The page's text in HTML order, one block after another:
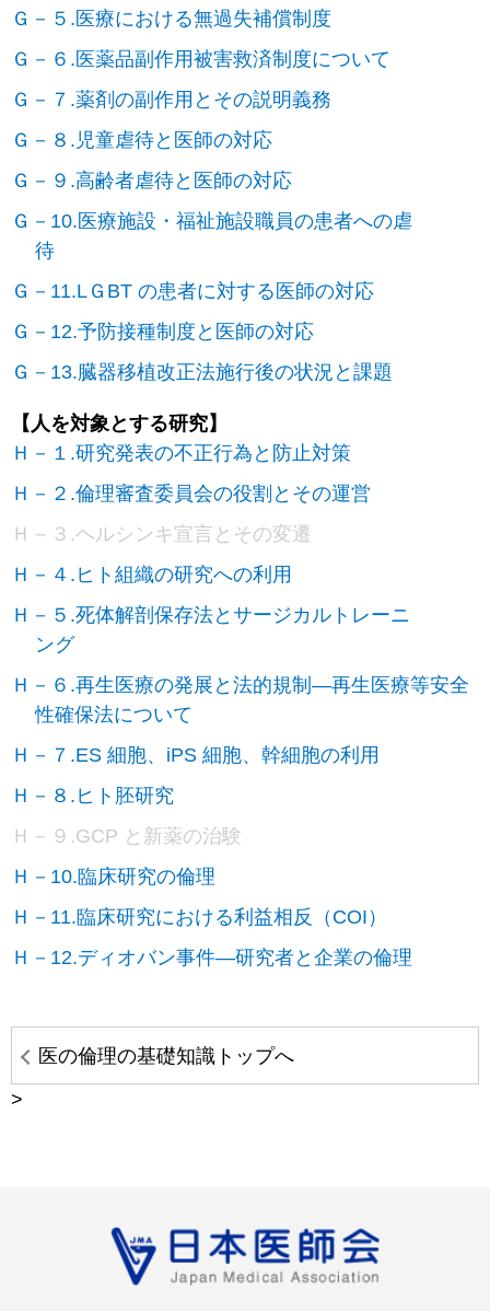
Ｇ－５.医療における無過失補償制度
Ｇ－６.医薬品副作用被害救済制度について
Ｇ－７.薬剤の副作用とその説明義務
Ｇ－８.児童虐待と医師の対応
Ｇ－９.高齢者虐待と医師の対応
Ｇ－10.医療施設・福祉施設職員の患者への虐
待
Ｇ－11.LＧBT の患者に対する医師の対応
Ｇ－12.予防接種制度と医師の対応
Ｇ－13.臓器移植改正法施行後の状況と課題
【人を対象とする研究】
Ｈ－１.研究発表の不正行為と防止対策
Ｈ－２.倫理審査委員会の役割とその運営
Ｈ－３.ヘルシンキ宣言とその変遷
Ｈ－４.ヒト組織の研究への利用
Ｈ－５.死体解剖保存法とサージカルトレーニ
ング
Ｈ－６.再生医療の発展と法的規制―再生医療等安全
性確保法について
Ｈ－７.ES 細胞、iPS 細胞、幹細胞の利用
Ｈ－８.ヒト胚研究
Ｈ－９.GCP と新薬の治験
Ｈ－10.臨床研究の倫理
Ｈ－11.臨床研究における利益相反（COI）
Ｈ－12.ディオバン事件―研究者と企業の倫理
医の倫理の基礎知識トップへ
>